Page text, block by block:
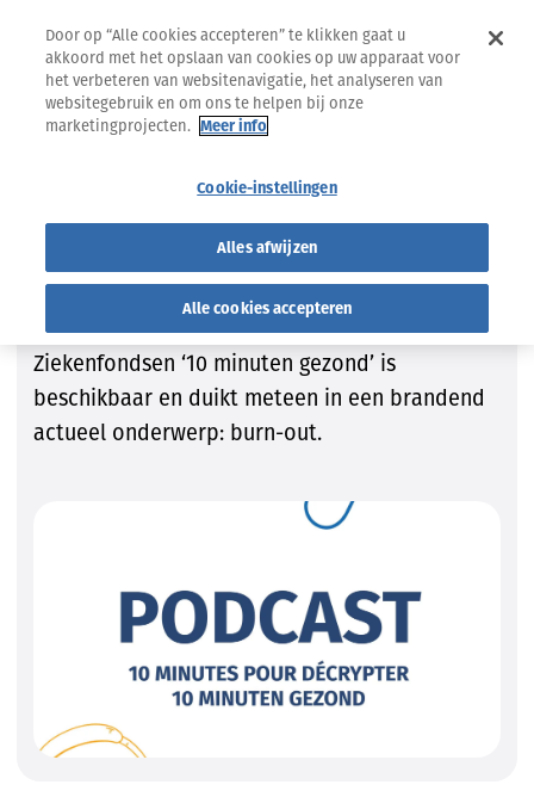
10 minuten gezond: burn-out
De eerste podcast van de Onafhankelijke
Ziekenfondsen ‘10 minuten gezond’ is
beschikbaar en duikt meteen in een brandend
actueel onderwerp: burn-out.
Door op “Alle cookies accepteren” te klikken gaat u
akkoord met het opslaan van cookies op uw apparaat voor
het verbeteren van websitenavigatie, het analyseren van
websitegebruik en om ons te helpen bij onze
marketingprojecten. Meer info
Cookie-instellingen
Alles afwijzen
Alle cookies accepteren